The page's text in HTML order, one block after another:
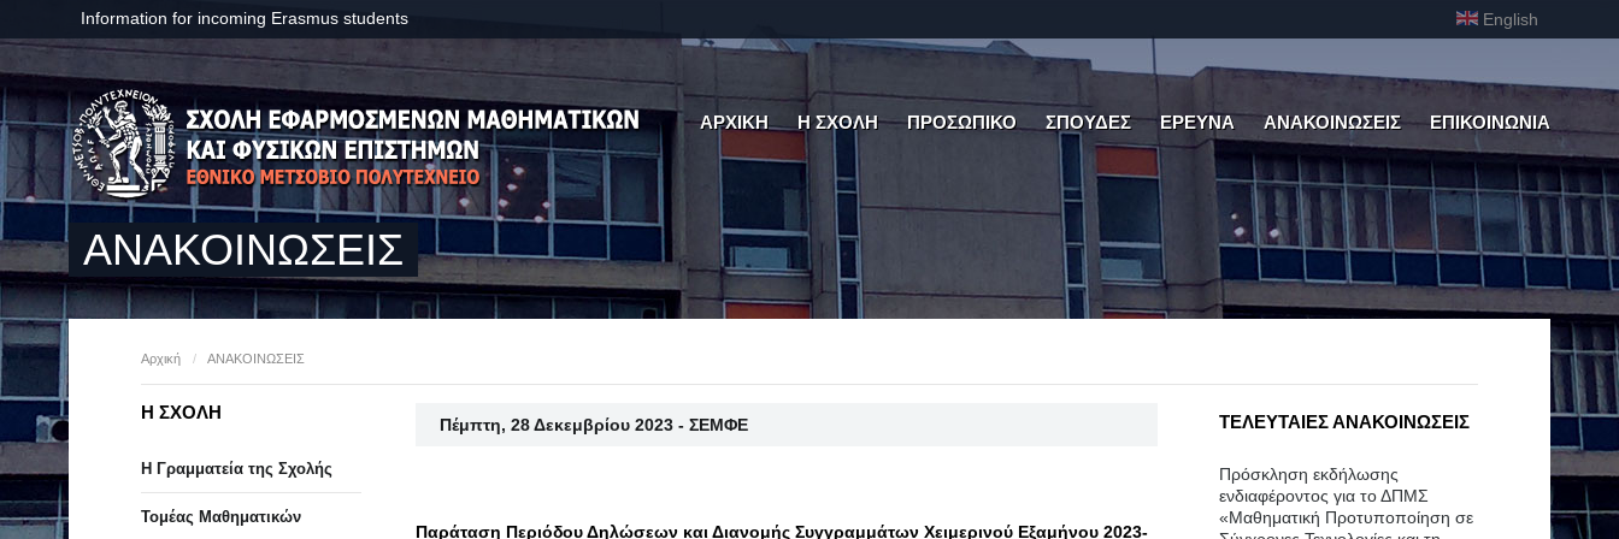
Information for incoming Erasmus students English
ΑΡΧΙΚΗ Η ΣΧΟΛΗ ΠΡΟΣΩΠΙΚΟ ΣΠΟΥΔΕΣ ΕΡΕΥΝΑ ΑΝΑΚΟΙΝΩΣΕΙΣ ΕΠΙΚΟΙΝΩΝΙΑ
ΑΝΑΚΟΙΝΩΣΕΙΣ
Αρχική / ΑΝΑΚΟΙΝΩΣΕΙΣ
Πέμπτη, 28 Δεκεμβρίου 2023 - ΣΕΜΦΕ
Παράταση Περιόδου Δηλώσεων και Διανομής Συγγραμμάτων Χειμερινού Εξαμήνου 2023-
Η ΣΧΟΛΗ
Η Γραμματεία της Σχολής
Τομέας Μαθηματικών
ΤΕΛΕΥΤΑΙΕΣ ΑΝΑΚΟΙΝΩΣΕΙΣ
Πρόσκληση εκδήλωσης
ενδιαφέροντος για το ΔΠΜΣ
«Μαθηματική Προτυποποίηση σε